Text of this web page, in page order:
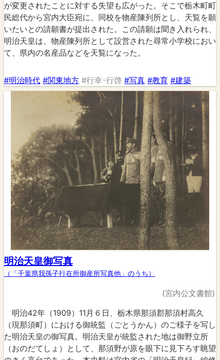
が変更されたことに対する失望も広がった。そこで栃木町町
民総代から宮内大臣宛に、同校を物産陳列所とし、天覧を願
いたいとの請願書が提出された。この請願は聞き入れられ、
明治天皇は、物産陳列所として設営された尋常小学校におい
て、県内の名産品などを天覧になった。
#明治時代 #関東地方 #行幸･行啓 #写真 #教育 #建築
明治天皇御写真
（「千葉県我孫子行在所御産所写真他」のうち）
(宮内公文書館)
明治42年（1909）11月６日、栃木県那須郡那須村高久
（現那須町）における御統監（ごとうかん）のご様子を写し
た明治天皇の御写真。明治天皇が統監された地は御野立所
（おのだてしょ）として、那須野が原を眼下に見下ろす眺望